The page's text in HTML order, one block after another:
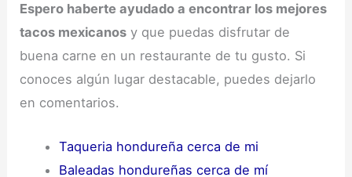
Espero haberte ayudado a encontrar los mejores
tacos mexicanos y que puedas disfrutar de
buena carne en un restaurante de tu gusto. Si
conoces algún lugar destacable, puedes dejarlo
en comentarios.
Taqueria hondureña cerca de mi
Baleadas hondureñas cerca de mí